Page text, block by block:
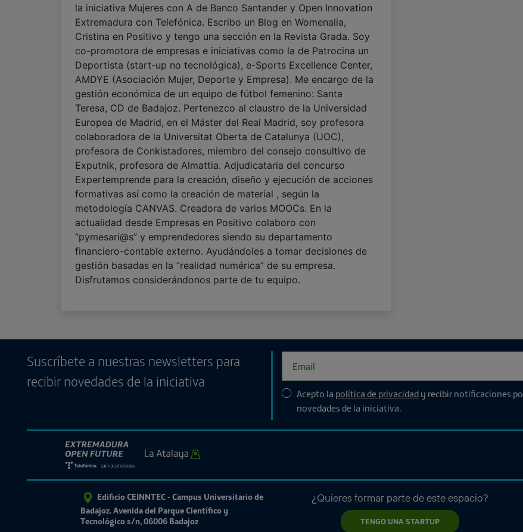
la iniciativa Mujeres con A de Banco Santander y Open Innovation
Extremadura con Telefónica. Escribo un Blog en Womenalia,
Cristina en Positivo y tengo una sección en la Revista Grada. Soy
co-promotora de empresas e iniciativas como la de Patrocina un
Deportista (start-up no tecnológica), e-Sports Excellence Center,
AMDYE (Asociación Mujer, Deporte y Empresa). Me encargo de la
gestión económica de un equipo de fútbol femenino: Santa
Teresa, CD de Badajoz. Pertenezco al claustro de la Universidad
Europea de Madrid, en el Máster del Real Madrid, soy profesora
colaboradora de la Universitat Oberta de Catalunya (UOC),
profesora de Conkistadores, miembro del consejo consultivo de
Exputnik, profesora de Almattia. Adjudicataria del concurso
Expertemprende para la creación, diseño y ejecución de acciones
formativas así como la creación de material , según la
metodología CANVAS. Creadora de varios MOOCs. En la
actualidad desde Empresas en Positivo colaboro con
“pymesari@s” y emprendedores siendo su departamento
financiero-contable externo. Ayudándoles a tomar decisiones de
gestión basadas en la “realidad numérica” de su empresa.
Disfrutamos considerándonos parte de tu equipo.
Suscríbete a nuestras newsletters para
recibir novedades de la iniciativa
Acepto la política de privacidad y recibir notificaciones
novedades de la iniciativa.
Edificio CEINNTEC - Campus Universitario de
Badajoz. Avenida del Parque Científico y
Tecnológico s/n, 06006 Badajoz
¿Quieres formar parte de este espacio?
TENGO UNA STARTUP